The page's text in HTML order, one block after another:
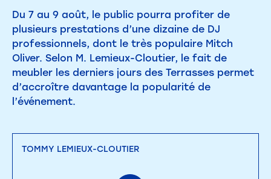
Du 7 au 9 août, le public pourra profiter de
plusieurs prestations d’une dizaine de DJ
professionnels, dont le très populaire Mitch
Oliver. Selon M. Lemieux-Cloutier, le fait de
meubler les derniers jours des Terrasses permet
d’accroître davantage la popularité de
l’événement.
TOMMY LEMIEUX-CLOUTIER